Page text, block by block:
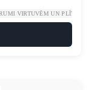
VIRTUVĒM UN PLĪTĪM